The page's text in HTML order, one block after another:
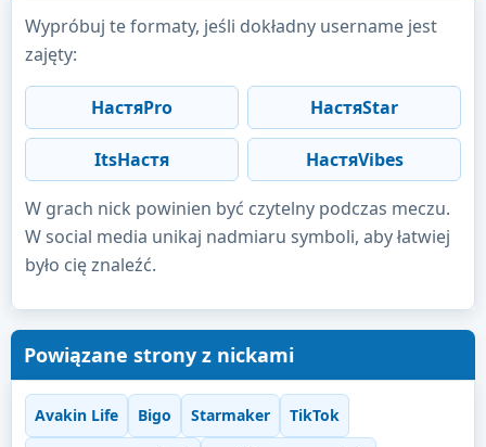
Wypróbuj te formaty, jeśli dokładny username jest
zajęty:
НастяPro НастяStar
ItsНастя НастяVibes
W grach nick powinien być czytelny podczas meczu.
W social media unikaj nadmiaru symboli, aby łatwiej
było cię znaleźć.
Powiązane strony z nickami
Avakin Life Bigo Starmaker TikTok